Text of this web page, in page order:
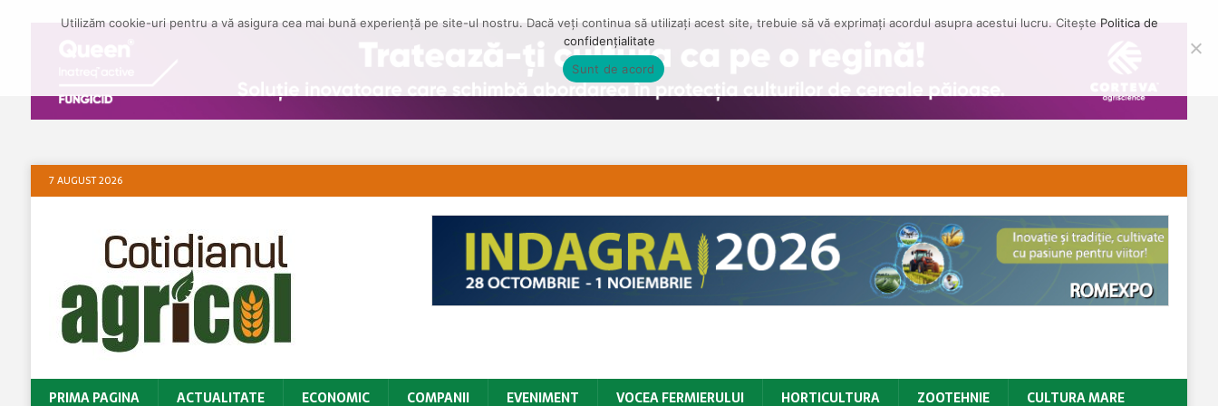
7 AUGUST 2026
PRIMA PAGINA ACTUALITATE ECONOMIC COMPANII EVENIMENT VOCEA FERMIERULUI HORTICULTURA ZOOTEHNIE
CULTURA MARE
Utilizăm cookie-uri pentru a vă asigura cea mai bună experiență pe site-ul nostru. Dacă veți continua să utilizați acest site, trebuie să vă exprimați acordul asupra acestui lucru. Citește Politica de
confidențialitate
Sunt de acord